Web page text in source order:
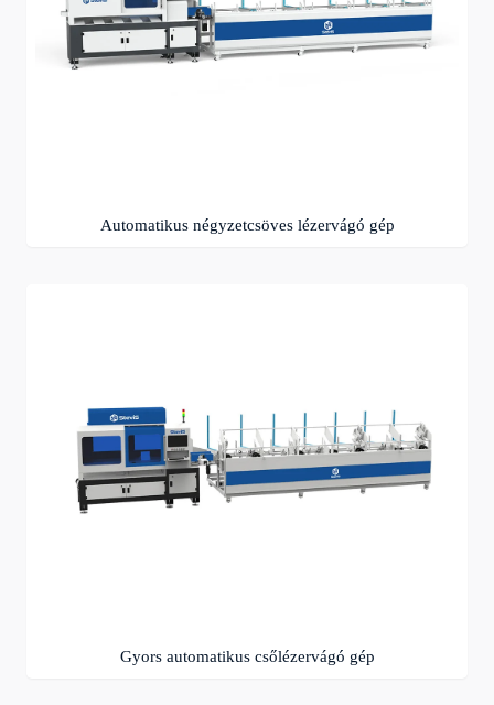
Automatikus négyzetcsöves lézervágó gép
Gyors automatikus csőlézervágó gép